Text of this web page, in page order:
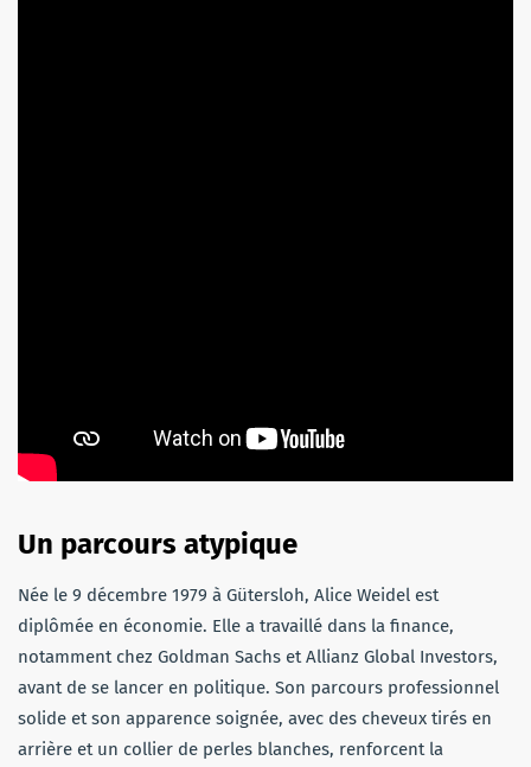
Un parcours atypique
Née le 9 décembre 1979 à Gütersloh, Alice Weidel est
diplômée en économie. Elle a travaillé dans la finance,
notamment chez Goldman Sachs et Allianz Global Investors,
avant de se lancer en politique. Son parcours professionnel
solide et son apparence soignée, avec des cheveux tirés en
arrière et un collier de perles blanches, renforcent la